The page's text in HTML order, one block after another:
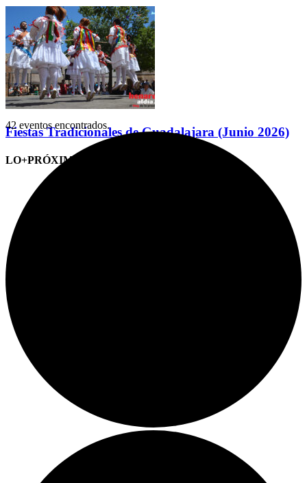
Fiestas Tradicionales de Guadalajara (Junio 2026)
LO+PRÓXIMO (CITAS)
42 eventos encontrados.